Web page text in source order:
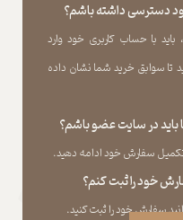
دسترسی داشته باشم؟
با حساب کاربری خود وارد
سوابق خرید شما نشان داده
باید در سایت عضو باشم؟
سفارش خود ادامه دهید.​​​​​​​
خود را ثبت کنم؟